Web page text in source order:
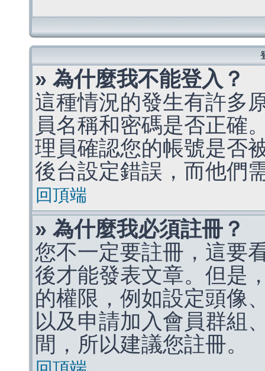
» 為什麼我不能登入？
這種情況的發生有許多
員名稱和密碼是否正確
理員確認您的帳號是否
後台設定錯誤，而他們
回頂端
» 為什麼我必須註冊？
您不一定要註冊，這要
後才能發表文章。但是
的權限，例如設定頭像
以及申請加入會員群組
間，所以建議您註冊。